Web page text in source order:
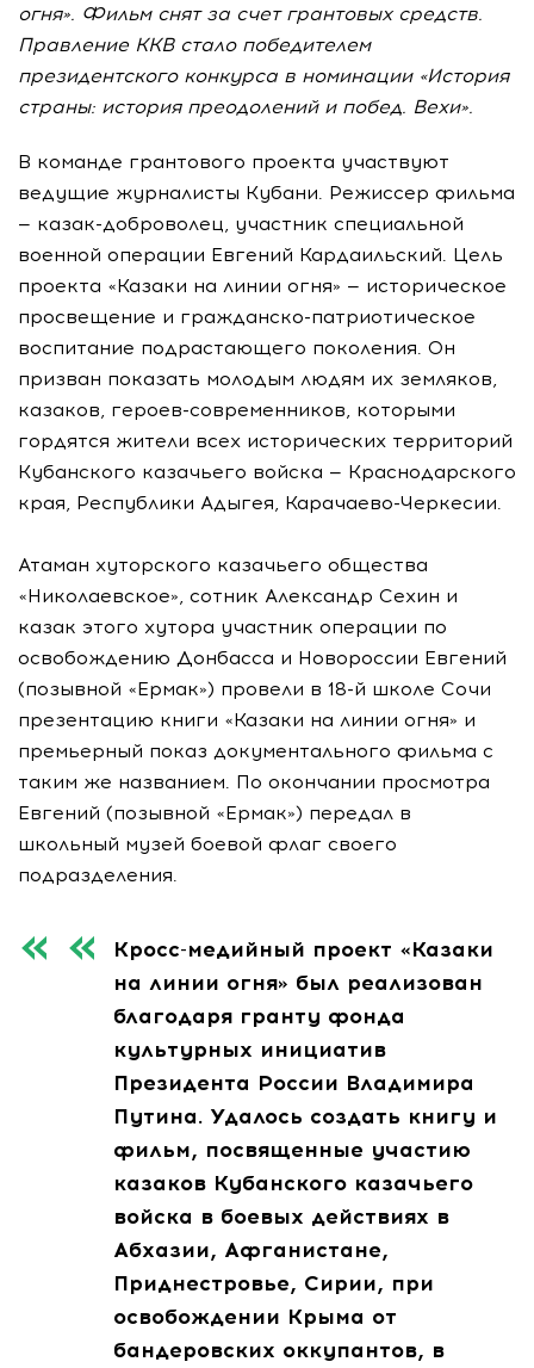
огня». Фильм снят за счет грантовых средств.
Правление ККВ стало победителем
президентского конкурса в номинации «История
страны: история преодолений и побед. Вехи».
В команде грантового проекта участвуют
ведущие журналисты Кубани. Режиссер фильма
— казак-доброволец, участник специальной
военной операции Евгений Кардаильский. Цель
проекта «Казаки на линии огня» — историческое
просвещение и гражданско-патриотическое
воспитание подрастающего поколения. Он
призван показать молодым людям их земляков,
казаков, героев-современников, которыми
гордятся жители всех исторических территорий
Кубанского казачьего войска — Краснодарского
края, Республики Адыгея, Карачаево-Черкесии.
Атаман хуторского казачьего общества
«Николаевское», сотник Александр Сехин и
казак этого хутора участник операции по
освобождению Донбасса и Новороссии Евгений
(позывной «Ермак») провели в 18-й школе Сочи
презентацию книги «Казаки на линии огня» и
премьерный показ документального фильма с
таким же названием. По окончании просмотра
Евгений (позывной «Ермак») передал в
школьный музей боевой флаг своего
подразделения.
Кросс-медийный проект «Казаки
на линии огня» был реализован
благодаря гранту фонда
культурных инициатив
Президента России Владимира
Путина. Удалось создать книгу и
фильм, посвященные участию
казаков Кубанского казачьего
войска в боевых действиях в
Абхазии, Афганистане,
Приднестровье, Сирии, при
освобождении Крыма от
бандеровских оккупантов, в